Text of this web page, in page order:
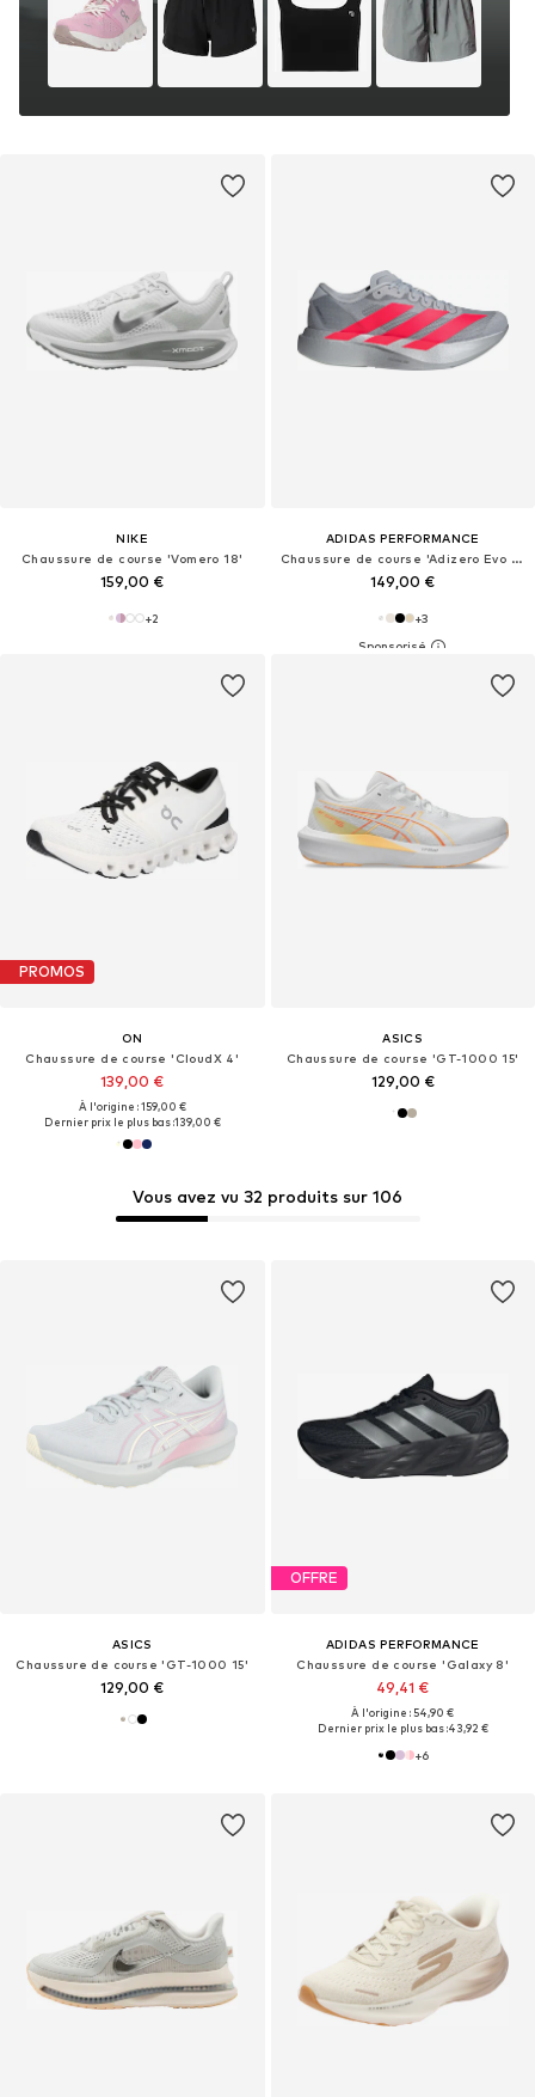
NIKE
Chaussure de course 'Vomero 18'
159,00 €
+2
ADIDAS PERFORMANCE
Chaussure de course 'Adizero Evo SL'
149,00 €
+3
PROMOS
ON
Chaussure de course 'CloudX 4'
139,00 €
À l'origine : 159,00 €
Dernier prix le plus bas :139,00 €
ASICS
Chaussure de course 'GT-1000 15'
129,00 €
ASICS
Chaussure de course 'GT-1000 15'
129,00 €
Vous avez vu 32 produits sur 106
OFFRE
ADIDAS PERFORMANCE
Chaussure de course 'Galaxy 8'
49,41 €
À l'origine : 54,90 €
Dernier prix le plus bas :43,92 €
+6